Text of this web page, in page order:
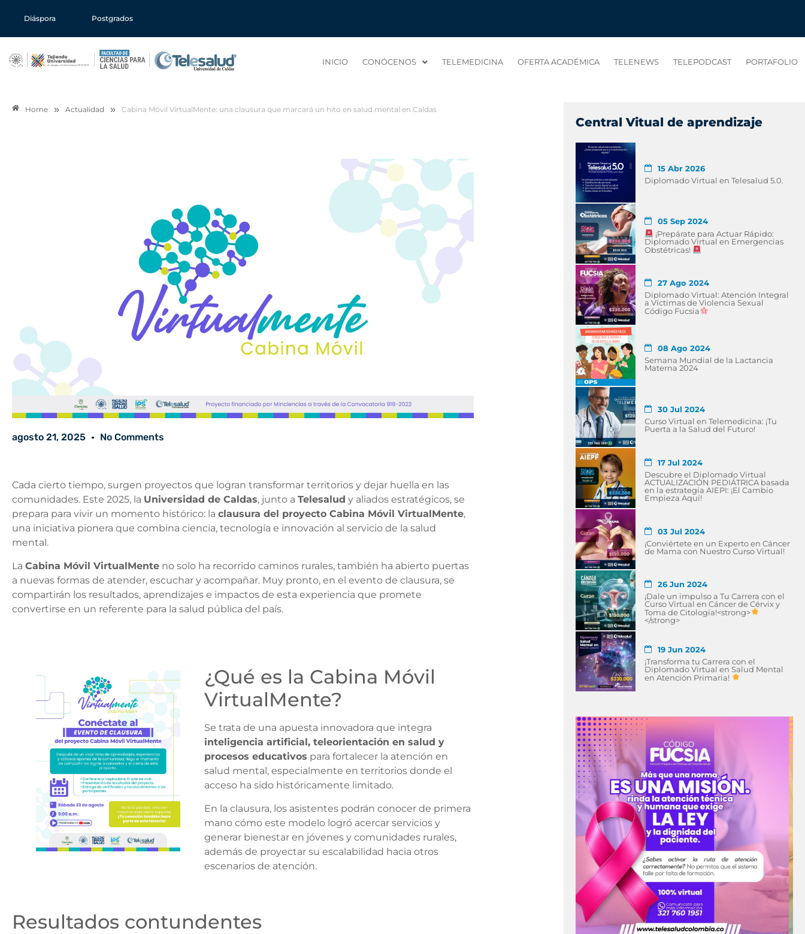
Diáspora Postgrados
INICIO CONÓCENOS TELEMEDICINA OFERTA ACADÉMICA TELENEWS TELEPODCAST PORTAFOLIO
Home » Actualidad » Cabina Móvil VirtualMente: una clausura que marcará un hito en salud mental en Caldas
agosto 21, 2025 No Comments
Cada cierto tiempo, surgen proyectos que logran transformar territorios y dejar huella en las
comunidades. Este 2025, la Universidad de Caldas, junto a Telesalud y aliados estratégicos, se
prepara para vivir un momento histórico: la clausura del proyecto Cabina Móvil VirtualMente,
una iniciativa pionera que combina ciencia, tecnología e innovación al servicio de la salud
mental.
La Cabina Móvil VirtualMente no solo ha recorrido caminos rurales, también ha abierto puertas
a nuevas formas de atender, escuchar y acompañar. Muy pronto, en el evento de clausura, se
compartirán los resultados, aprendizajes e impactos de esta experiencia que promete
convertirse en un referente para la salud pública del país.
¿Qué es la Cabina Móvil
VirtualMente?
Se trata de una apuesta innovadora que integra
inteligencia artificial, teleorientación en salud y
procesos educativos para fortalecer la atención en
salud mental, especialmente en territorios donde el
acceso ha sido históricamente limitado.
En la clausura, los asistentes podrán conocer de primera
mano cómo este modelo logró acercar servicios y
generar bienestar en jóvenes y comunidades rurales,
además de proyectar su escalabilidad hacia otros
escenarios de atención.
Resultados contundentes
Central Vitual de aprendizaje
15 Abr 2026
Diplomado Virtual en Telesalud 5.0.
05 Sep 2024
¡Prepárate para Actuar Rápido:
Diplomado Virtual en Emergencias
Obstétricas!
27 Ago 2024
Diplomado Virtual: Atención Integral
a Víctimas de Violencia Sexual
Código Fucsia
08 Ago 2024
Semana Mundial de la Lactancia
Materna 2024
30 Jul 2024
Curso Virtual en Telemedicina: ¡Tu
Puerta a la Salud del Futuro!
17 Jul 2024
Descubre el Diplomado Virtual
ACTUALIZACIÓN PEDIÁTRICA basada
en la estrategia AIEPI: ¡El Cambio
Empieza Aquí!
03 Jul 2024
¡Conviértete en un Experto en Cáncer
de Mama con Nuestro Curso Virtual!
26 Jun 2024
¡Dale un impulso a Tu Carrera con el
Curso Virtual en Cáncer de Cérvix y
Toma de Citología!<strong>
</strong>
19 Jun 2024
¡Transforma tu Carrera con el
Diplomado Virtual en Salud Mental
en Atención Primaria!